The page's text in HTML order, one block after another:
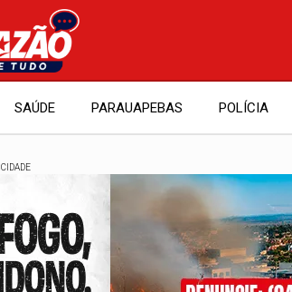
SAÚDE PARAUAPEBAS POLÍCIA